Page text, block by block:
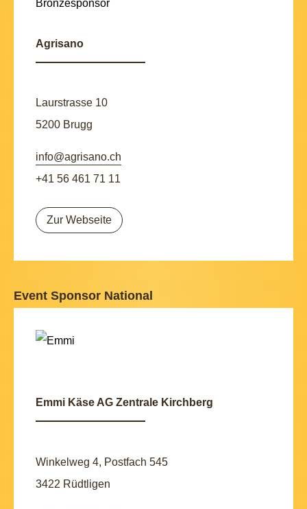
Agrisano
Laurstrasse 10
5200 Brugg
info@agrisano.ch
+41 56 461 71 11
Zur Webseite
Event Sponsor National
Emmi Käse AG Zentrale Kirchberg
Winkelweg 4, Postfach 545
3422 Rüdtligen